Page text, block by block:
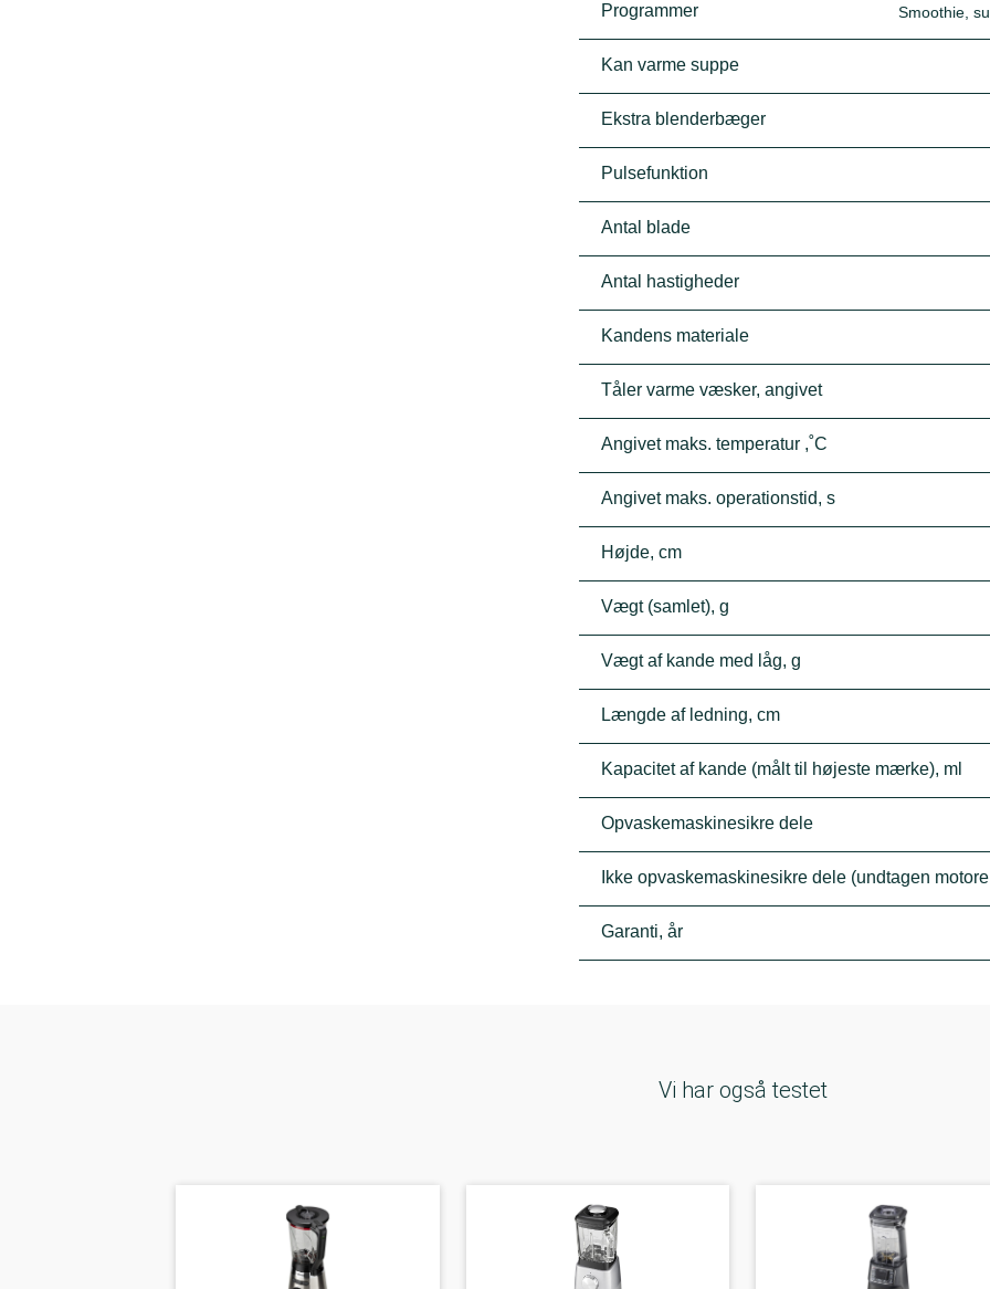
Programmer Smoothie,
Kan varme suppe
Ekstra blenderbæger
Pulsefunktion
Antal blade
Antal hastigheder
Kandens materiale
Tåler varme væsker, angivet
Angivet maks. temperatur ,˚C
Angivet maks. operationstid, s
Højde, cm
Vægt (samlet), g
Vægt af kande med låg, g
Længde af ledning, cm
Kapacitet af kande (målt til højeste mærke), ml
Opvaskemaskinesikre dele
Ikke opvaskemaskinesikre dele (undtagen
Garanti, år
Vi har også testet